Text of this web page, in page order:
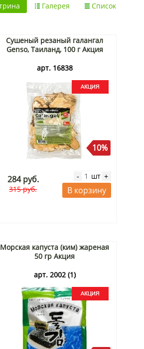
Список
Галерея
Сушеный резаный галангал
Genso, Таиланд, 100 г Акция
арт. 16838
10%
284 руб.
315 руб.
- шт +
В корзину
Морская капуста (ким) жареная
50 гр Акция
арт. 2002 (1)